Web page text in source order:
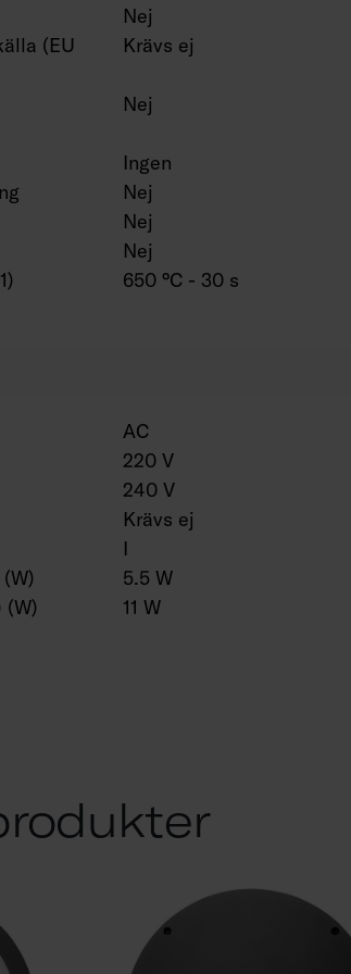
Nej
(EU
Krävs ej
Nej
Ingen
Nej
Nej
Nej
650 °C - 30 s
AC
220 V
240 V
Krävs ej
I
5.5 W
(W)
11 W